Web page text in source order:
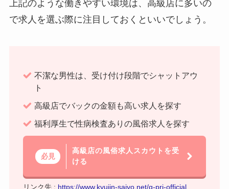
上記のような働きやすい環境は、高級店に多いの
で求人を選ぶ際に注目しておくといいでしょう。
不潔な男性は、受け付け段階でシャットアウ
ト
高級店でバックの金額も高い求人を探す
福利厚生で性病検査ありの風俗求人を探す
必見
高級店の風俗求人スカウトを受
ける
リンク先 : https://www.kyujin-saiyo.net/q-pri-official